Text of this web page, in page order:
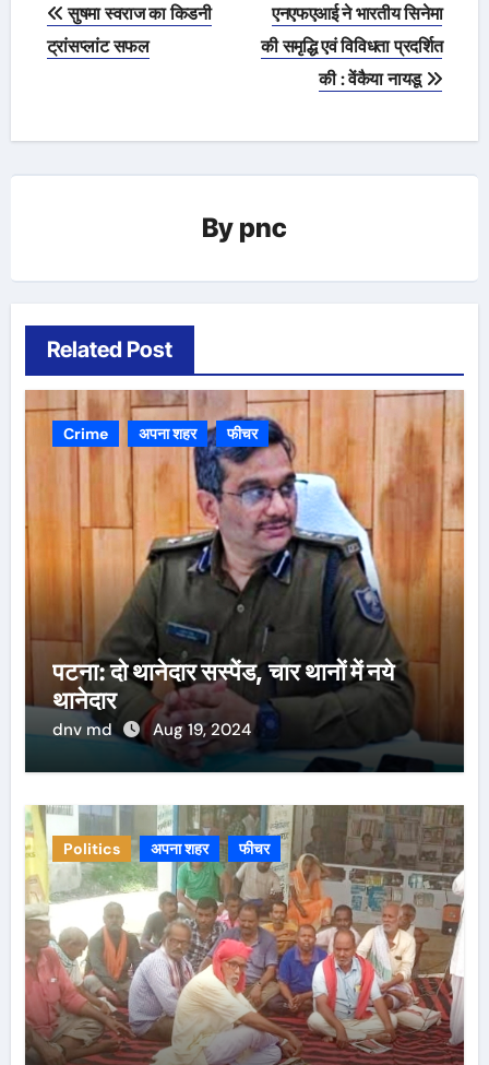
navigation
सुषमा स्वराज का किडनी
ट्रांसप्लांट सफल
एनएफएआई ने भारतीय सिनेमा
की समृद्धि एवं विविधता प्रदर्शित
की : वेंकैया नायडू
By pnc
Related Post
Crime अपना शहर फीचर
पटना: दो थानेदार सस्पेंड, चार थानों में नये
थानेदार
dnv md Aug 19, 2024
Politics अपना शहर फीचर